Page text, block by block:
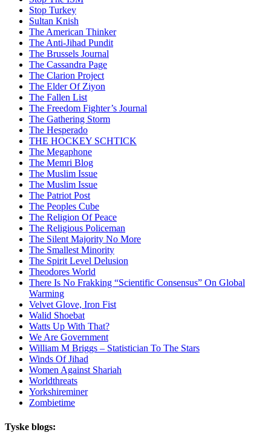
Stop Turkey
Sultan Knish
The American Thinker
The Anti-Jihad Pundit
The Brussels Journal
The Cassandra Page
The Clarion Project
The Elder Of Ziyon
The Fallen List
The Freedom Fighter’s Journal
The Gathering Storm
The Hesperado
THE HOCKEY SCHTICK
The Megaphone
The Memri Blog
The Muslim Issue
The Muslim Issue
The Patriot Post
The Peoples Cube
The Religion Of Peace
The Religious Policeman
The Silent Majority No More
The Smallest Minority
The Spirit Level Delusion
Theodores World
There Is No Frakking “Scientific Consensus” On Global
Warming
Velvet Glove, Iron Fist
Walid Shoebat
Watts Up With That?
We Are Government
William M Briggs – Statistician To The Stars
Winds Of Jihad
Women Against Shariah
Worldthreats
Yorkshireminer
Zombietime
Tyske blogs: